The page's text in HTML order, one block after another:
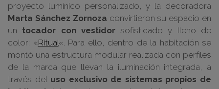
proyecto lumínico personalizado, y la decoradora
Marta Sánchez Zornoza convirtieron su espacio en
un tocador con vestidorsofisticado y lleno de
color: «Ritual«. Para ello, dentro de la habitación se
montó una estructura modular realizada con perfiles
de la marca que llevan la iluminación integrada, a
través del uso exclusivo de sistemas propios de